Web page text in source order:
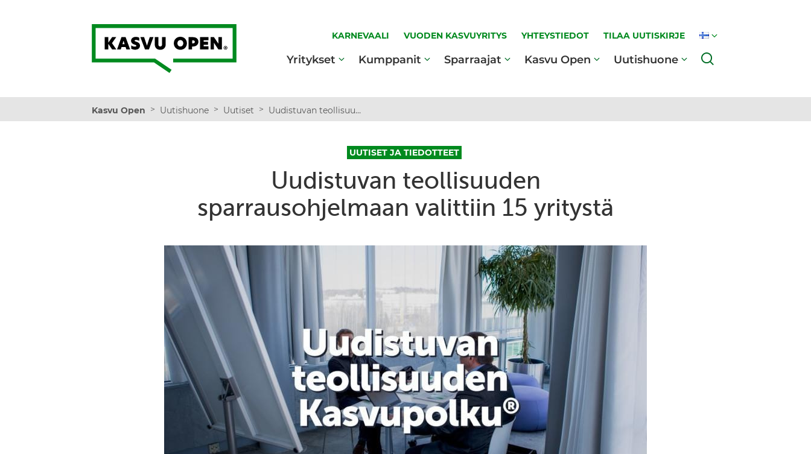
Kasvu Open
KARNEVAALI VUODEN KASVUYRITYS YHTEYSTIEDOT TILAA UUTISKIRJE
Yritykset Kumppanit Sparraajat Kasvu Open Uutishuone
Kasvu Open > Uutishuone > Uutiset > Uudistuvan teollisuuden sparrausohjelmaan valittiin 15 yritystä
UUTISET JA TIEDOTTEET
Uudistuvan teollisuuden
sparrausohjelmaan valittiin 15 yritystä